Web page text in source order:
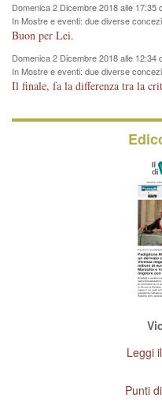
Domenica 2 Dicembre 2018 alle 17:35
In Mostre e eventi: due diverse
Vicenza
Buon per Lei.
Domenica 2 Dicembre 2018 alle 12:34
In Mostre e eventi: due diverse
Vicenza
Leggi
Punti